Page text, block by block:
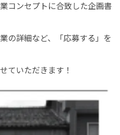
コンセプトに合致した企画書
の詳細など、「応募する」を
ていただきます！